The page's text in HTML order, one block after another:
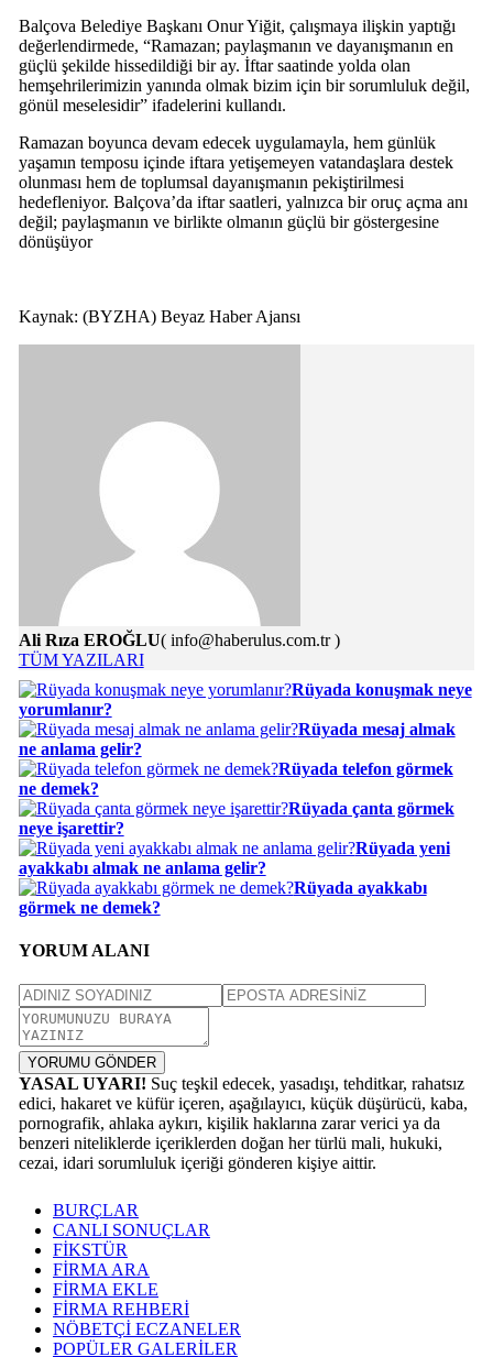
Balçova Belediye Başkanı Onur Yiğit, çalışmaya ilişkin yaptığı
değerlendirmede, “Ramazan; paylaşmanın ve dayanışmanın en
güçlü şekilde hissedildiği bir ay. İftar saatinde yolda olan
hemşehrilerimizin yanında olmak bizim için bir sorumluluk değil,
gönül meselesidir” ifadelerini kullandı.
Ramazan boyunca devam edecek uygulamayla, hem günlük
yaşamın temposu içinde iftara yetişemeyen vatandaşlara destek
olunması hem de toplumsal dayanışmanın pekiştirilmesi
hedefleniyor. Balçova’da iftar saatleri, yalnızca bir oruç açma anı
değil; paylaşmanın ve birlikte olmanın güçlü bir göstergesine
dönüşüyor
Kaynak: (BYZHA) Beyaz Haber Ajansı
Ali Rıza EROĞLU( info@haberulus.com.tr )
TÜM YAZILARI
Rüyada konuşmak neye
yorumlanır?
Rüyada mesaj almak
ne anlama gelir?
Rüyada telefon görmek
ne demek?
Rüyada çanta görmek
neye işarettir?
Rüyada yeni
ayakkabı almak ne anlama gelir?
Rüyada ayakkabı
görmek ne demek?
YORUM ALANI
YORUMU GÖNDER
YASAL UYARI! Suç teşkil edecek, yasadışı, tehditkar, rahatsız
edici, hakaret ve küfür içeren, aşağılayıcı, küçük düşürücü, kaba,
pornografik, ahlaka aykırı, kişilik haklarına zarar verici ya da
benzeri niteliklerde içeriklerden doğan her türlü mali, hukuki,
cezai, idari sorumluluk içeriği gönderen kişiye aittir.
BURÇLAR
CANLI SONUÇLAR
FİKSTÜR
FİRMA ARA
FİRMA EKLE
FİRMA REHBERİ
NÖBETÇİ ECZANELER
POPÜLER GALERİLER